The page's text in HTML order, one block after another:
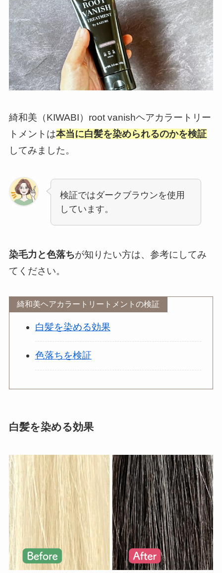
綺和美（KIWABI）root vanishヘアカラートリー
トメントは本当に白髪を染められるのかを検証
してみました。
検証ではダークブラウンを使用
しています。
染毛力と色落ちが知りたい方は、参考にしてみ
てください。
綺和美ヘアカラートリートメントの検証
白髪を染める効果
色落ちを検証
白髪を染める効果